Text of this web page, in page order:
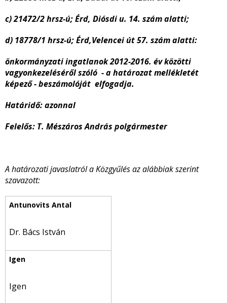
c)21472/2 hrsz-ú; Érd, Diósdi u. 14. szám alatti;
d) 18778/1 hrsz-ú; Érd,Velencei út 57. szám alatti:
önkormányzati ingatlanok 2012-2016. év közötti
vagyonkezeléséről szóló - a határozat mellékletét
képező - beszámolóját elfogadja.
Határidő: azonnal
Felelős: T. Mészáros András polgármester
A határozati javaslatról a Közgyűlés az alábbiak szerint
szavazott:
Dr. Bács István
Igen